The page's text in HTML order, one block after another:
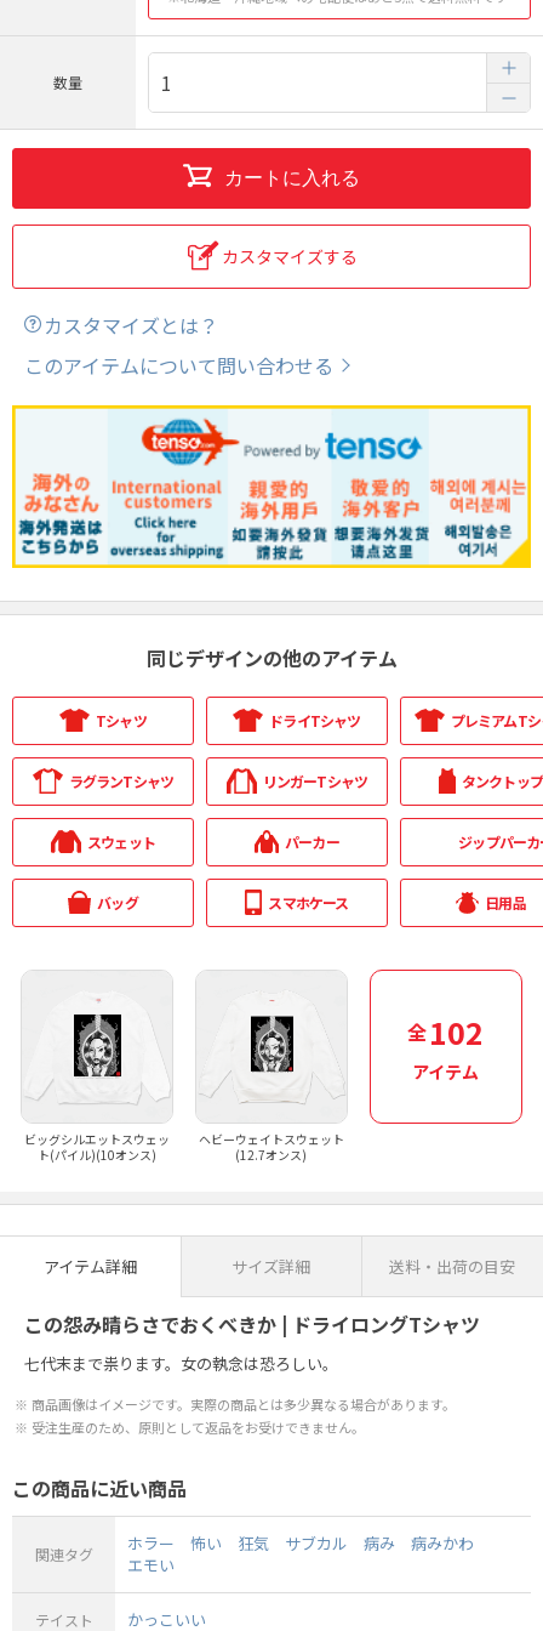
数量
カートに入れる
カスタマイズする
カスタマイズとは？
このアイテムについて問い合わせる
同じデザインの他のアイテム
Tシャツ ドライTシャツ プレミアムT
ラグランTシャツ リンガーTシャツ タンクトップ
スウェット パーカー ジップパー
バッグ スマホケース 日用品
ビッグシルエットスウェッ
ト(パイル)(10オンス)
ヘビーウェイトスウェット
(12.7オンス)
全102
アイテム
アイテム詳細 サイズ詳細 送料・出荷の目安
この怨み晴らさでおくべきか | ドライロングTシャツ
七代末まで祟ります。女の執念は恐ろしい。
商品画像はイメージです。実際の商品とは多少異なる場合があります。
受注生産のため、原則として返品をお受けできません。
この商品に近い商品
関連タグ ホラー 怖い 狂気 サブカル 病み
病みかわ
エモい
テイスト かっこいい